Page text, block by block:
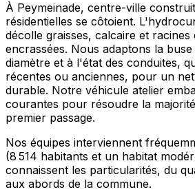
À Peymeinade, centre-ville
résidentielles se côtoient.
décolle graisses, calcaire et racines
encrassées. Nous adaptons la
diamètre et à l'état des conduites,
récentes ou anciennes, pour un
durable. Notre véhicule atelier
courantes pour résoudre la
premier passage.
Nos équipes interviennent
(8 514 habitants et un habitat
connaissent les particularités, du
aux abords de la commune.